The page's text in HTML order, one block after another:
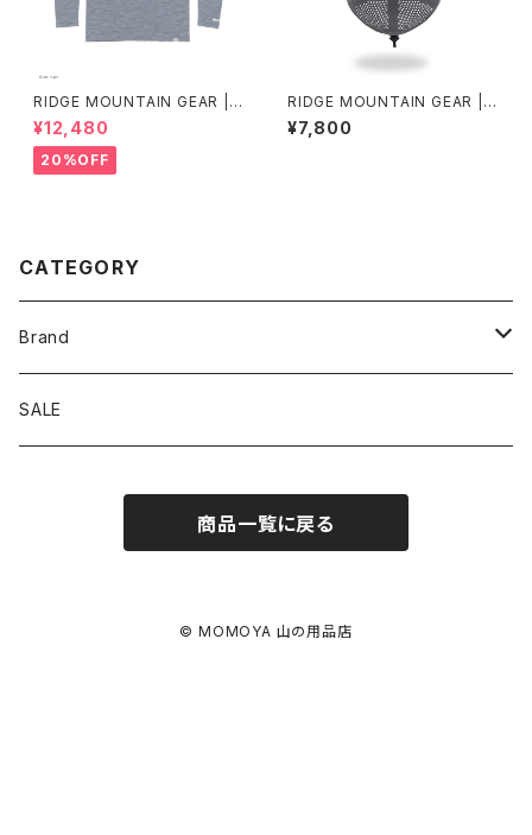
RIDGE MOUNTAIN GEAR |
Merino Basic Long Sleeve
Tee "Micro Border"
¥12,480
20%OFF
RIDGE MOUNTAIN GEAR | B
asic Cap Extra Punching
¥7,800
CATEGORY
Brand
アソビビト
SALE
商品一覧に戻る
© MOMOYA 山の用品店